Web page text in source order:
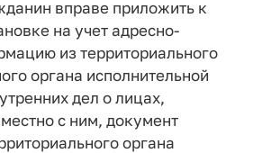
вправе приложить к
на учет адресно-
из территориального
органа исполнительной
дел о лицах,
с ним, документ
органа